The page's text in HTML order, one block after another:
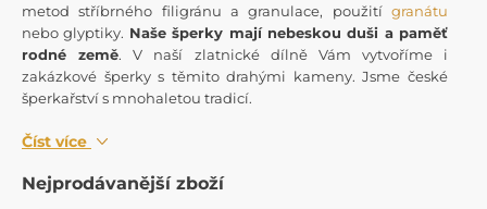
metod stříbrného filigránu a granulace, použití granátu
nebo glyptiky. Naše šperky mají nebeskou duši a paměť
rodné země. V naší zlatnické dílně Vám vytvoříme i
zakázkové šperky s těmito drahými kameny. Jsme české
šperkařství s mnohaletou tradicí.
Číst více
Nejprodávanější zboží